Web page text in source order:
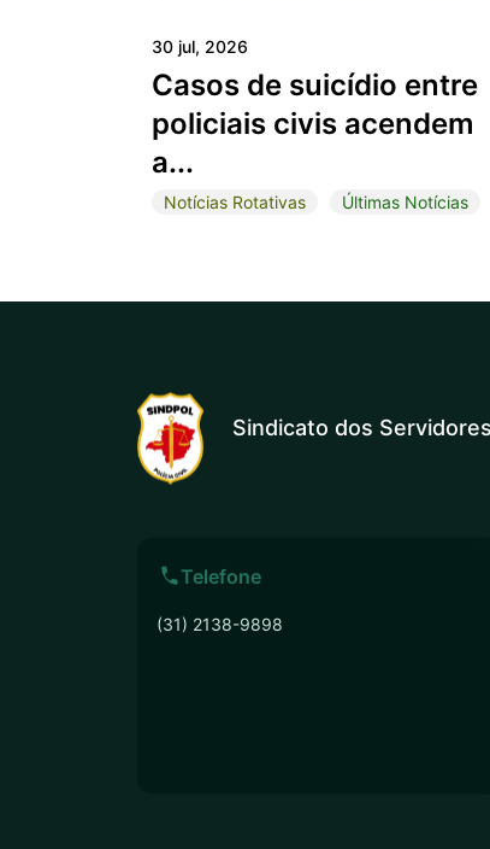
30 jul, 2026
Casos de suicídio entre
policiais civis acendem
a...
Notícias Rotativas Últimas Notícias
Sindicato dos
Telefone
(31) 2138-9898